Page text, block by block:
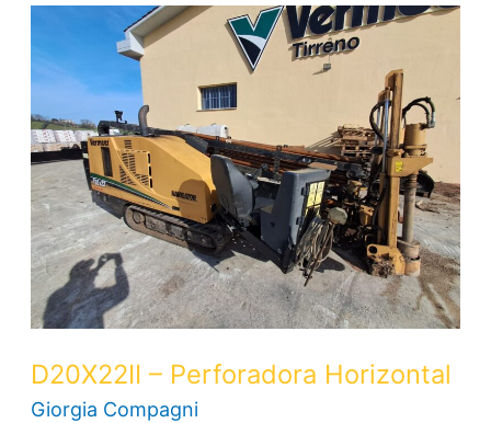
D20X22II – Perforadora Horizontal
Giorgia Compagni
–
Perforadora
Horizontal